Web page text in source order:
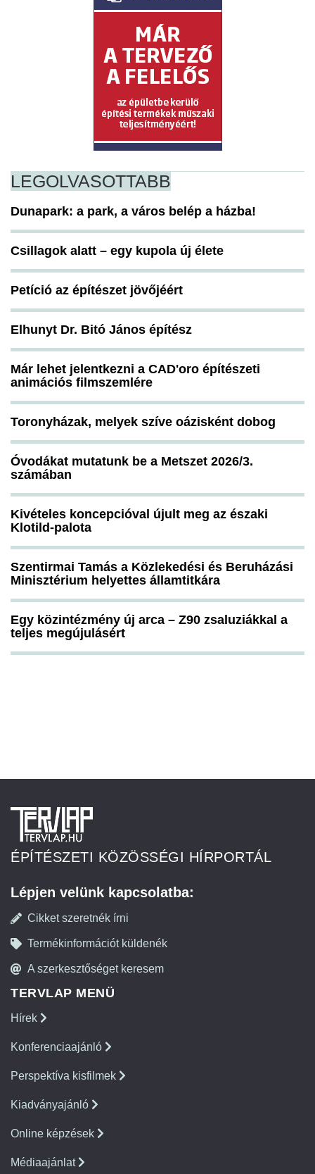
LEGOLVASOTTABB
Dunapark: a park, a város belép a házba!
Csillagok alatt – egy kupola új élete
Petíció az építészet jövőjéért
Elhunyt Dr. Bitó János építész
Már lehet jelentkezni a CAD'oro építészeti
animációs filmszemlére
Toronyházak, melyek szíve oázisként dobog
Óvodákat mutatunk be a Metszet 2026/3.
számában
Kivételes koncepcióval újult meg az északi
Klotild-palota
Szentirmai Tamás a Közlekedési és Beruházási
Minisztérium helyettes államtitkára
Egy közintézmény új arca – Z90 zsaluziákkal a
teljes megújulásért
ÉPÍTÉSZETI KÖZÖSSÉGI HÍRPORTÁL
Lépjen velünk kapcsolatba:
Cikket szeretnék írni
Termékinformációt küldenék
A szerkesztőséget keresem
TERVLAP MENÜ
Hírek
Konferenciaajánló
Perspektíva kisfilmek
Kiadványajánló
Online képzések
Médiaajánlat